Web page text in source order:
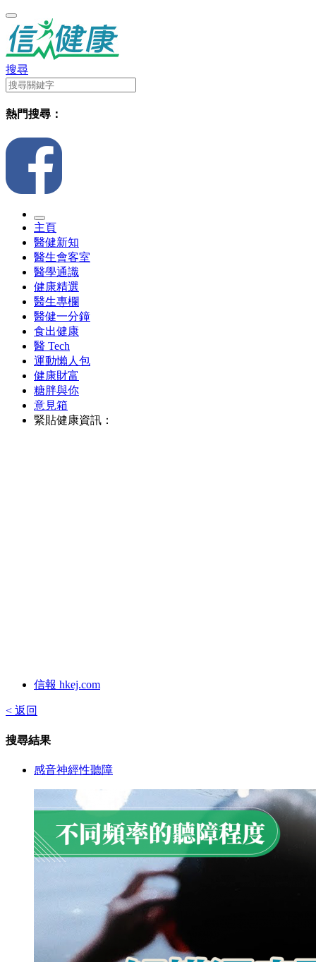
搜尋
熱門搜尋：
主頁
醫健新知
醫生會客室
醫學通識
健康精選
醫生專欄
醫健一分鐘
食出健康
醫 Tech
運動懶人包
健康財富
糖胖與你
意見箱
緊貼健康資訊：
信報 hkej.com
< 返回
搜尋結果
感音神經性聽障